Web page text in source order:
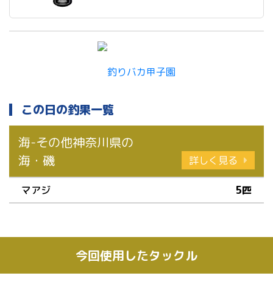
この日の釣果一覧
海-その他神奈川県の
海・磯
詳しく見る
マアジ 5匹
今回使用したタックル